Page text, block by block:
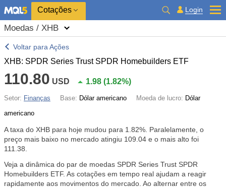
Cotações Login
Moedas / XHB
Voltar para Ações
XHB: SPDR Series Trust SPDR Homebuilders ETF
110.80 USD 1.98 (1.82%)
Setor: Finanças Base: Dólar americano Moeda de lucro: Dólar
americano
A taxa do XHB para hoje mudou para 1.82% . Paralelamente, o
preço mais baixo no mercado atingiu 109.04 e o mais alto foi
111.38.
Veja a dinâmica do par de moedas SPDR Series Trust SPDR
Homebuilders ETF. As cotações em tempo real ajudam a reagir
rapidamente aos movimentos do mercado. Ao alternar entre os